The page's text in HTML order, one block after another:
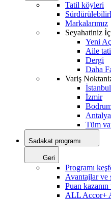
Tatil köyleri
Markalarımız
Seyahatiniz
Yeni
Aile
Dergi
Daha
Variş
İstanbul
İzmir
Antalya
Tüm
Sadakat programı
Geri
Programı
Avantajlar ve
Puan
ALL Accor+